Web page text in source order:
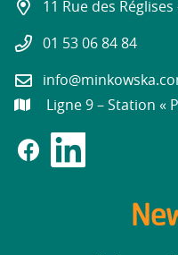
11 Rue des Réglises
01 53 06 84 84
Ligne 9 – Station